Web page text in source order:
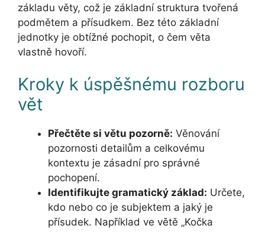
základu věty, což je základní struktura tvořená
podmětem a přísudkem. Bez této základní
jednotky je obtížné pochopit, o čem věta
vlastně hovoří.
Kroky k úspěšnému rozboru
vět
Přečtěte si větu pozorně: Věnování
pozornosti detailům a celkovému
kontextu je zásadní pro správné
pochopení.
Identifikujte gramatický základ: Určete,
kdo nebo co je subjektem a jaký je
přísudek. Například ve větě „Kočka